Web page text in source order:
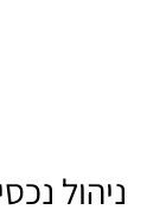
ניהול
בפריפריה